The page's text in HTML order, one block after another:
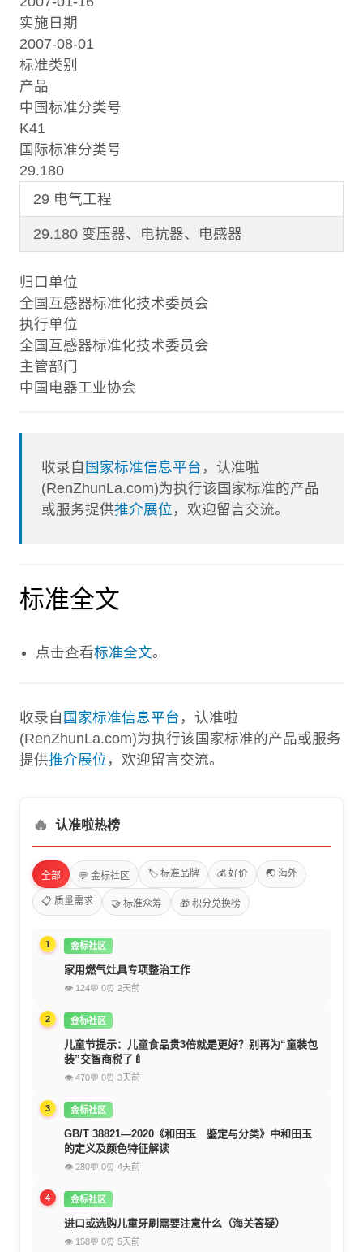
实施日期
2007-08-01
标准类别
产品
中国标准分类号
K41
国际标准分类号
29.180
29 电气工程
29.180 变压器、电抗器、电感器
归口单位
全国互感器标准化技术委员会
执行单位
全国互感器标准化技术委员会
主管部门
中国电器工业协会
收录自 国家标准信息平台 ，认准啦
(RenZhunLa.com)为执行该国家标准的产品
或服务提供推介展位 ，欢迎留言交流。
标准全文
点击查看标准全文。
收录自 国家标准信息平台 ，认准啦
(RenZhunLa.com)为执行该国家标准的产品或服务
提供推介展位 ，欢迎留言交流。
🔥 认准啦热榜
全部 💬 金标社区 🏷️ 标准品牌 💰 好价 🌏 海外
📋 质量需求 🤝 标准众筹 🎁 积分兑换榜
1 金标社区
家用燃气灶具专项整治工作
👁 124💬 0⏰ 2天前
2 金标社区
儿童节提示：儿童食品贵3倍就是更好？别再为“童装包
装”交智商税了🍼
👁 470💬 0⏰ 3天前
3 金标社区
GB/T 38821—2020《和田玉 鉴定与分类》中和田玉
的定义及颜色特征解读
👁 280💬 0⏰ 4天前
4 金标社区
进口或选购儿童牙刷需要注意什么（海关答疑）
👁 158💬 0⏰ 5天前